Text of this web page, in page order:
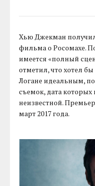
Хью Джекман
фильма о Росомахе.
имеется «полный
отметил, что хотел
Логане идеальным,
съемок, дата
неизвестной.
март 2017 года.